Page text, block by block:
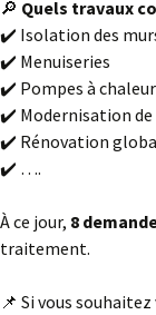
🔎 Quels travaux
✔️ Isolation des
✔️ Menuiseries
✔️ Pompes à chaleur
✔️ Modernisation de
✔️ Rénovation
✔️ ….
À ce jour, 8
traitement.
📌 Si vous